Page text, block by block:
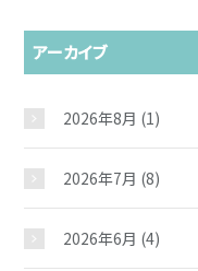
アーカイブ
2026年8月 (1)
2026年7月 (8)
2026年6月 (4)